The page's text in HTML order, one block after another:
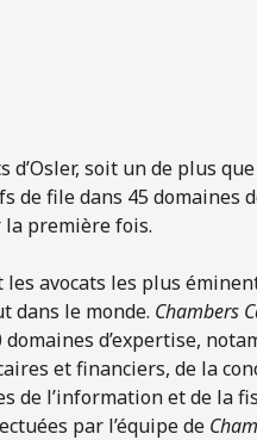
soit un de plus
de file dans 45 domaines
la première fois.
les avocats les plus
dans le monde. Chambers
d’expertise,
et financiers, de la
de l’information et de la
par l’équipe de